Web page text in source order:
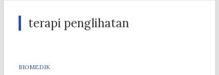
terapi penglihatan
BIOMEDIK